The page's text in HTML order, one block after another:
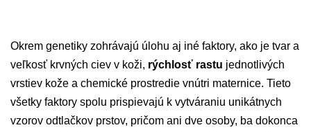
Okrem genetiky zohrávajú úlohu aj iné faktory, ako je tvar a
veľkosť krvných ciev v koži, rýchlosť rastu jednotlivých
vrstiev kože a chemické prostredie vnútri maternice. Tieto
všetky faktory spolu prispievajú k vytváraniu unikátnych
vzorov odtlačkov prstov, pričom ani dve osoby, ba dokonca